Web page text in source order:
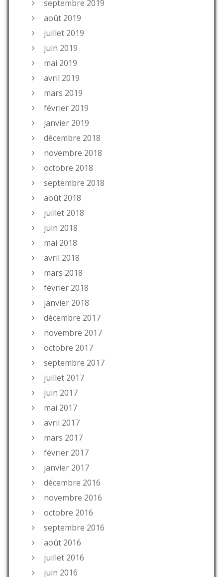
septembre 2019
août 2019
juillet 2019
juin 2019
mai 2019
avril 2019
mars 2019
février 2019
janvier 2019
décembre 2018
novembre 2018
octobre 2018
septembre 2018
août 2018
juillet 2018
juin 2018
mai 2018
avril 2018
mars 2018
février 2018
janvier 2018
décembre 2017
novembre 2017
octobre 2017
septembre 2017
juillet 2017
juin 2017
mai 2017
avril 2017
mars 2017
février 2017
janvier 2017
décembre 2016
novembre 2016
octobre 2016
septembre 2016
août 2016
juillet 2016
juin 2016